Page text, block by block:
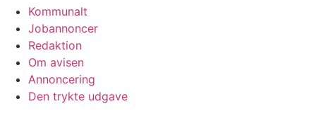
Kommunalt
Jobannoncer
Redaktion
Om avisen
Annoncering
Den trykte udgave